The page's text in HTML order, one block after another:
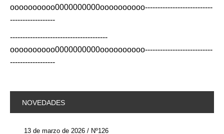
oooooooooo0000000000oooooooooo---------------------------
------------------
---------------------------------------
oooooooooo0000000000oooooooooo---------------------------
------------------
NOVEDADES
13 de marzo de 2026 / Nº126